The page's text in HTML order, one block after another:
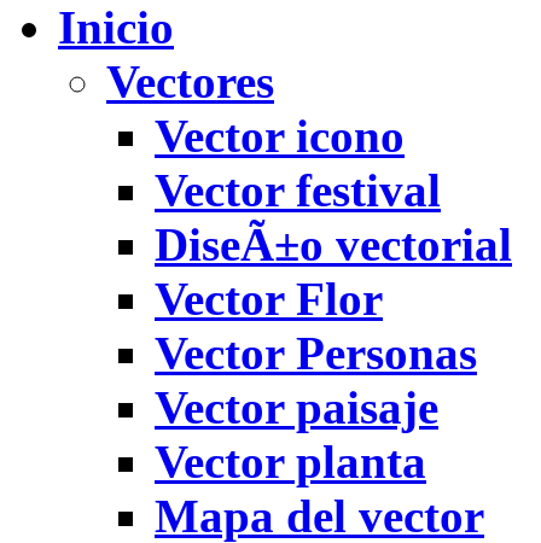
Inicio
Vectores
Vector icono
Vector festival
DiseÃ±o vectorial
Vector Flor
Vector Personas
Vector paisaje
Vector planta
Mapa del vector